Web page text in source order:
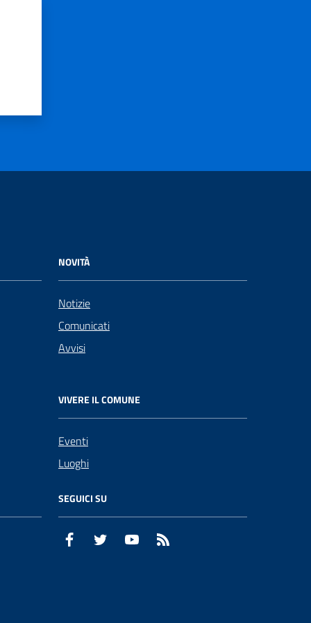
NOVITÀ
Notizie
Comunicati
Avvisi
VIVERE IL COMUNE
Eventi
Luoghi
SEGUICI SU
Facebook Twitter YouTube